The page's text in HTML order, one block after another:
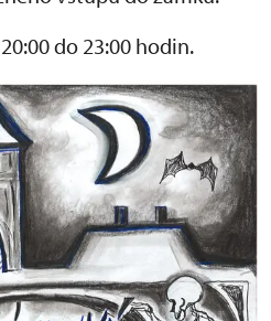
do 23:00 hodin.